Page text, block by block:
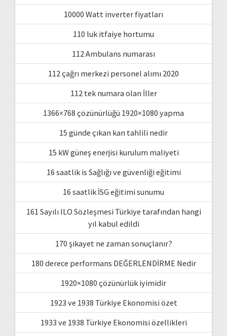
10000 Watt inverter fiyatları
110 luk itfaiye hortumu
112 Ambulans numarası
112 çağrı merkezi personel alımı 2020
112 tek numara olan İller
1366×768 çözünürlüğü 1920×1080 yapma
15 günde çıkan kan tahlili nedir
15 kW güneş enerjisi kurulum maliyeti
16 saatlik is Sağlığı ve güvenliği eğitimi
16 saatlik İSG eğitimi sunumu
161 Sayılı ILO Sözleşmesi Türkiye tarafından hangi
yıl kabul edildi
170 şikayet ne zaman sonuçlanır?
180 derece performans DEĞERLENDİRME Nedir
1920×1080 çözünürlük iyimidir
1923 ve 1938 Türkiye Ekonomisi özet
1933 ve 1938 Türkiye Ekonomisi özellikleri